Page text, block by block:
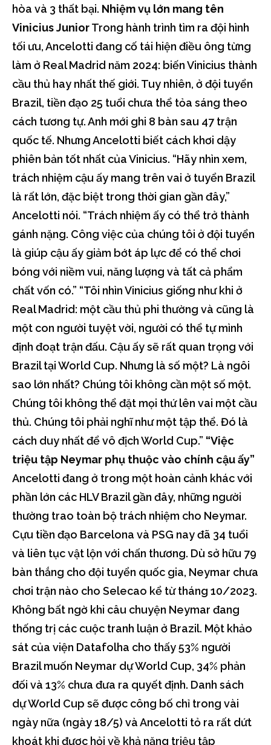
hòa và 3 thất bại. Nhiệm vụ lớn mang tên
Vinicius JuniorTrong hành trình tìm ra đội hình
tối ưu, Ancelotti đang cố tái hiện điều ông từng
làm ở Real Madrid năm 2024: biến Vinicius thành
cầu thủ hay nhất thế giới. Tuy nhiên, ở đội tuyển
Brazil, tiền đạo 25 tuổi chưa thể tỏa sáng theo
cách tương tự. Anh mới ghi 8 bàn sau 47 trận
quốc tế. Nhưng Ancelotti biết cách khơi dậy
phiên bản tốt nhất của Vinicius. “Hãy nhìn xem,
trách nhiệm cậu ấy mang trên vai ở tuyển Brazil
là rất lớn, đặc biệt trong thời gian gần đây,”
Ancelotti nói. “Trách nhiệm ấy có thể trở thành
gánh nặng. Công việc của chúng tôi ở đội tuyển
là giúp cậu ấy giảm bớt áp lực để có thể chơi
bóng với niềm vui, năng lượng và tất cả phẩm
chất vốn có.” “Tôi nhìn Vinicius giống như khi ở
Real Madrid: một cầu thủ phi thường và cũng là
một con người tuyệt vời, người có thể tự mình
định đoạt trận đấu. Cậu ấy sẽ rất quan trọng với
Brazil tại World Cup. Nhưng là số một? Là ngôi
sao lớn nhất? Chúng tôi không cần một số một.
Chúng tôi không thể đặt mọi thứ lên vai một cầu
thủ. Chúng tôi phải nghĩ như một tập thể. Đó là
cách duy nhất để vô địch World Cup.” “Việc
triệu tập Neymar phụ thuộc vào chính cậu ấy”
Ancelotti đang ở trong một hoàn cảnh khác với
phần lớn các HLV Brazil gần đây, những người
thường trao toàn bộ trách nhiệm cho Neymar.
Cựu tiền đạo Barcelona và PSG nay đã 34 tuổi
và liên tục vật lộn với chấn thương. Dù sở hữu 79
bàn thắng cho đội tuyển quốc gia, Neymar chưa
chơi trận nào cho Selecao kể từ tháng 10/2023.
Không bất ngờ khi câu chuyện Neymar đang
thống trị các cuộc tranh luận ở Brazil. Một khảo
sát của viện Datafolha cho thấy 53% người
Brazil muốn Neymar dự World Cup, 34% phản
đối và 13% chưa đưa ra quyết định. Danh sách
dự World Cup sẽ được công bố chỉ trong vài
ngày nữa (ngày 18/5) và Ancelotti tỏ ra rất dứt
khoát khi được hỏi về khả năng triệu tập